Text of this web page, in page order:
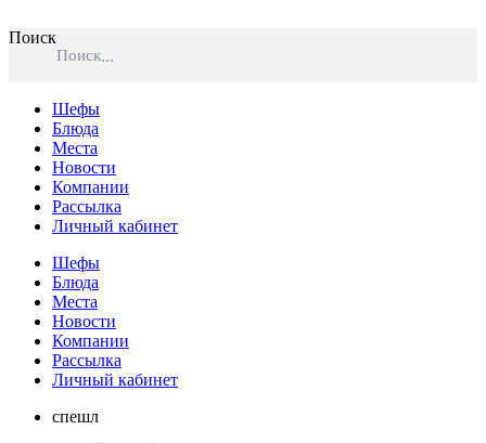
Поиск
Поиск
Шефы
Блюда
Места
Новости
Компании
Рассылка
Личный кабинет
Шефы
Блюда
Места
Новости
Компании
Рассылка
Личный кабинет
спешл